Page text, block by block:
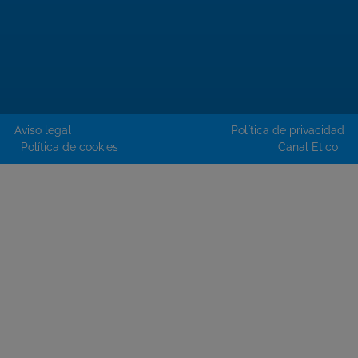
Aviso legal
Política de privacidad
Política de cookies
Canal Ético